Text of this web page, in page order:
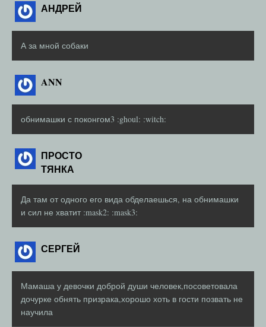
АНДРЕЙ
А за мной собаки
ANN
обнимашки с поконгом3 :ghoul: :witch:
ПРОСТО
ТЯНКА
Да там от одного его вида обделаешься, на обнимашки
и сил не хватит :mask2: :mask3:
СЕРГЕЙ
Мамаша у девочки доброй души человек,посоветовала
дочурке обнять призрака,хорошо хоть в гости позвать не
научила